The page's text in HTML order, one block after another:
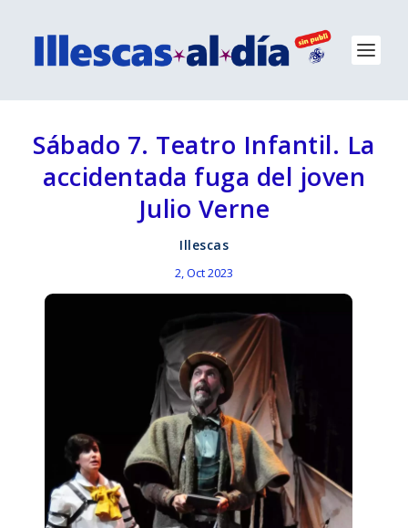
Sábado 7. Teatro Infantil. La
accidentada fuga del joven
Julio Verne
Illescas
2, Oct 2023